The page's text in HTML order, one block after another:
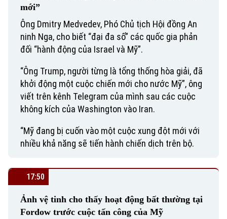
mới”
Ông Dmitry Medvedev, Phó Chủ tịch Hội đồng An
ninh Nga, cho biết “đại đa số” các quốc gia phản
đối “hành động của Israel và Mỹ”.
“Ông Trump, người từng là tổng thống hòa giải, đã
khởi động một cuộc chiến mới cho nước Mỹ”, ông
viết trên kênh Telegram của mình sau các cuộc
không kích của Washington vào Iran.
“Mỹ đang bị cuốn vào một cuộc xung đột mới với
nhiều khả năng sẽ tiến hành chiến dịch trên bộ.
17:50
Ảnh vệ tinh cho thấy hoạt động bất thường tại
Fordow trước cuộc tấn công của Mỹ